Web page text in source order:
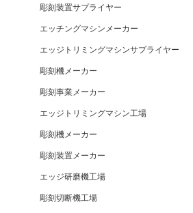
彫刻装置サプライヤー
エッチングマシンメーカー
エッジトリミングマシンサプライヤー
彫刻機メーカー
彫刻事業メーカー
エッジトリミングマシン工場
彫刻機メーカー
彫刻装置メーカー
エッジ研磨機工場
彫刻切断機工場